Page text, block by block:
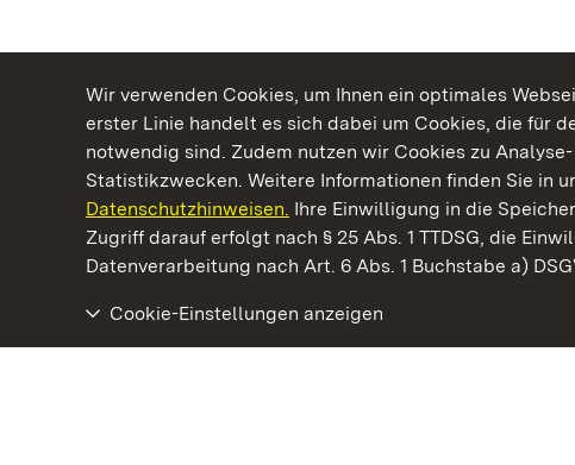
Wir verwenden Cookies, um Ihnen ein optimales
erster Linie handelt es sich dabei um Cookies, die für
notwendig sind. Zudem nutzen wir Cookies zu
Statistikzwecken. Weitere Informationen finden Sie in
Datenschutzhinweisen. Ihre Einwilligung in die
Zugriff darauf erfolgt nach § 25 Abs. 1 TTDSG, die
Datenverarbeitung nach Art. 6 Abs. 1 Buchstabe a)
Cookie-Einstellungen anzeigen
Kommen. Staunen. Genießen.